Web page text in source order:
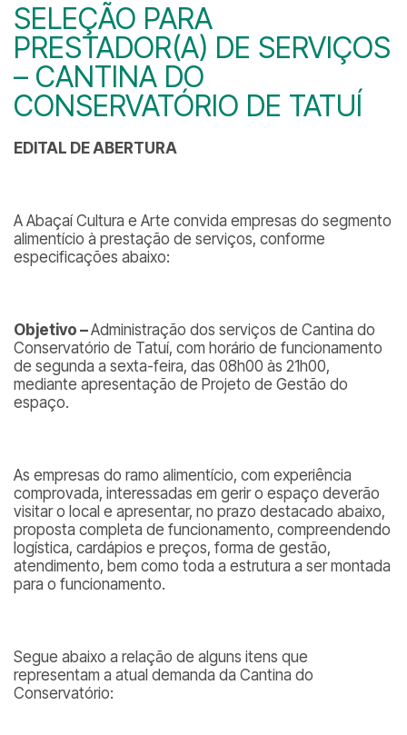
SELEÇÃO PARA
PRESTADOR(A) DE SERVIÇOS
– CANTINA DO
CONSERVATÓRIO DE TATUÍ
EDITAL DE ABERTURA
A Abaçaí Cultura e Arte convida empresas do segmento
alimentício à prestação de serviços, conforme
especificações abaixo:
Objetivo –Administração dos serviços de Cantina do
Conservatório de Tatuí, com horário de funcionamento
de segunda a sexta-feira, das 08h00 às 21h00,
mediante apresentação de Projeto de Gestão do
espaço.
As empresas do ramo alimentício, com experiência
comprovada, interessadas em gerir o espaço deverão
visitar o local e apresentar, no prazo destacado abaixo,
proposta completa de funcionamento, compreendendo
logística, cardápios e preços, forma de gestão,
atendimento, bem como toda a estrutura a ser montada
para o funcionamento.
Segue abaixo a relação de alguns itens que
representam a atual demanda da Cantina do
Conservatório: